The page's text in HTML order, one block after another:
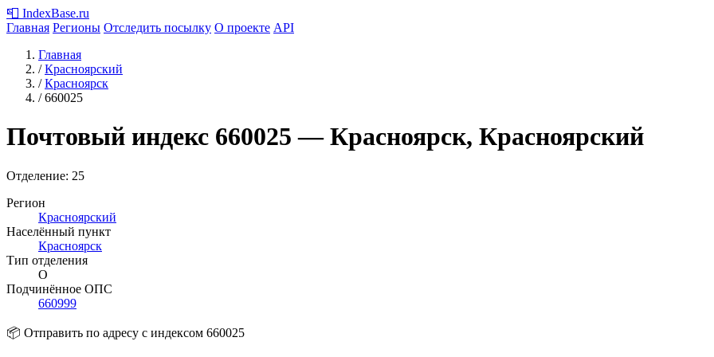
📮 IndexBase.ru
Главная Регионы Отследить посылку О проекте API
Главная
/ Красноярский
/ Красноярск
/ 660025
Почтовый индекс 660025 — Красноярск, Красноярский
Отделение: 25
Регион
Красноярский
Населённый пункт
Красноярск
Тип отделения
О
Подчинённое ОПС
660999
📦 Отправить по адресу с индексом 660025